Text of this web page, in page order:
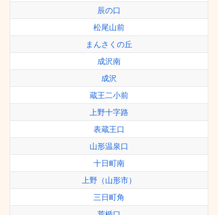
辰の口
松尾山前
まんさくの丘
成沢南
成沢
蔵王二小前
上野十字路
表蔵王口
山形温泉口
十日町南
上野（山形市）
三日町角